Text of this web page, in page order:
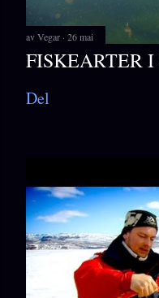
avVegar 26 mai
FISKEARTER I
Del